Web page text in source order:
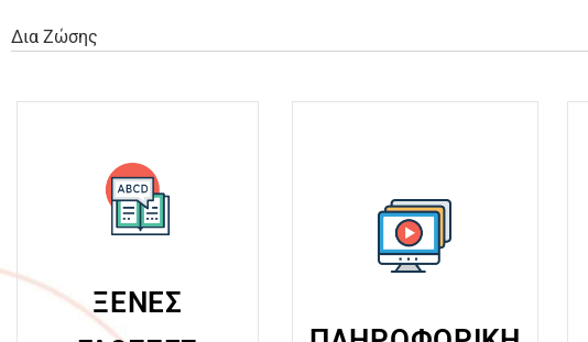
Δια Ζώσης
ΞΕΝΕΣ